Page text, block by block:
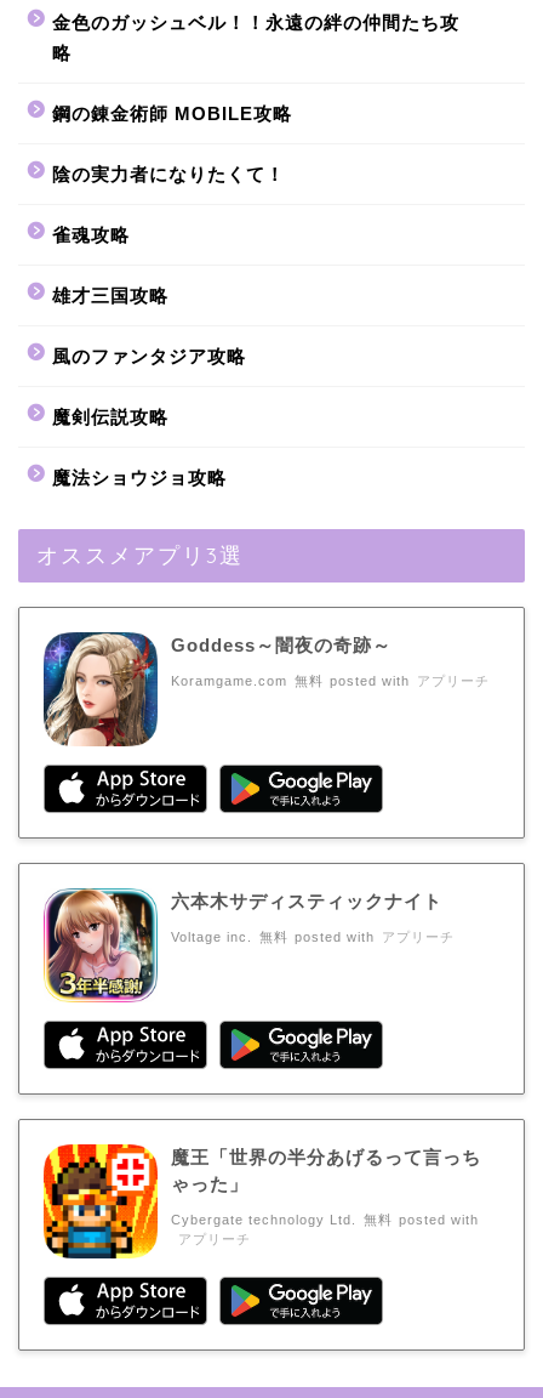
金色のガッシュベル！！永遠の絆の仲間たち攻
略
鋼の錬金術師 MOBILE攻略
陰の実力者になりたくて！
雀魂攻略
雄才三国攻略
風のファンタジア攻略
魔剣伝説攻略
魔法ショウジョ攻略
オススメアプリ3選
Goddess～闇夜の奇跡～
Koramgame.com 無料 posted with アプリーチ
六本木サディスティックナイト
Voltage inc. 無料 posted with アプリーチ
魔王「世界の半分あげるって言っち
ゃった」
Cybergate technology Ltd. 無料 posted with
アプリーチ